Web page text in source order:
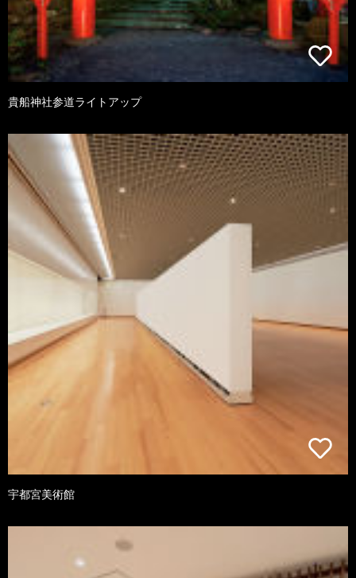
貴船神社参道ライトアップ
宇都宮美術館